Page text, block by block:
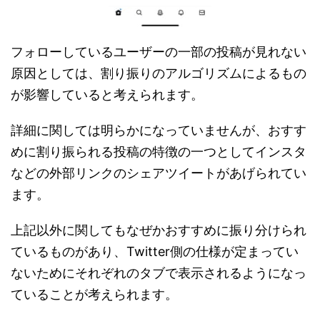
フォローしているユーザーの一部の投稿が見れない
原因としては、割り振りのアルゴリズムによるもの
が影響していると考えられます。
詳細に関しては明らかになっていませんが、おすす
めに割り振られる投稿の特徴の一つとしてインスタ
などの外部リンクのシェアツイートがあげられてい
ます。
上記以外に関してもなぜかおすすめに振り分けられ
ているものがあり、Twitter側の仕様が定まってい
ないためにそれぞれのタブで表示されるようになっ
ていることが考えられます。